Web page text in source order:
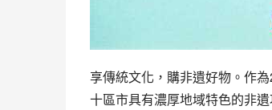
享傳統文化，購非遺好物。作
十區市具有濃厚地域特色的非